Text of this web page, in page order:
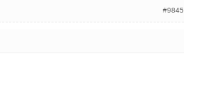
#9845